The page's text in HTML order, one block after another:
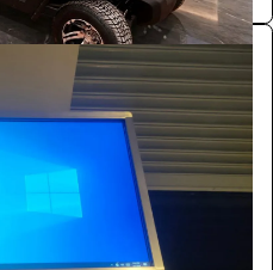
شاشة عرضية نظام وندوز 55 بوصة وندوز لمس
الفعاليات والحفلات
528
/ اليوم
بازنت لتنظيم المعارض